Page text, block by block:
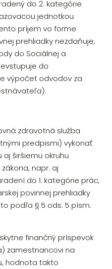
do 2. kategórie
jednotkou
príjem vo forme
prehliadky nezdaňuje,
do Sociálnej a
do
výpočet odvodov za
zdravotná služba
predpismi) vykonať
aj širšiemu okruhu
napr. aj
do 1. kategórie prác,
povinnej prehliadky
podľa § 5 ods. 5 písm.
finančný príspevok
zamestnancovi na
hodnota takto